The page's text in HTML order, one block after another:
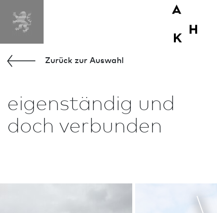
Zurück zur Aus­wahl
eigenständig und
doch verbunden